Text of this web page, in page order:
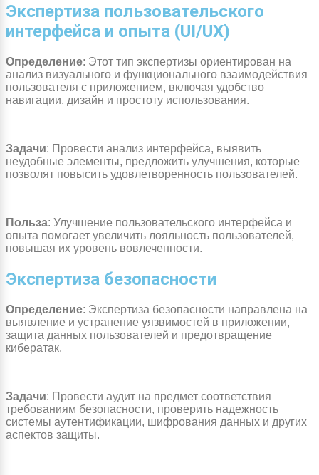
Экспертиза пользовательского
интерфейса и опыта (UI/UX)
Определение: Этот тип экспертизы ориентирован на
анализ визуального и функционального взаимодействия
пользователя с приложением, включая удобство
навигации, дизайн и простоту использования.
Задачи: Провести анализ интерфейса, выявить
неудобные элементы, предложить улучшения, которые
позволят повысить удовлетворенность пользователей.
Польза: Улучшение пользовательского интерфейса и
опыта помогает увеличить лояльность пользователей,
повышая их уровень вовлеченности.
Экспертиза безопасности
Определение: Экспертиза безопасности направлена на
выявление и устранение уязвимостей в приложении,
защита данных пользователей и предотвращение
кибератак.
Задачи: Провести аудит на предмет соответствия
требованиям безопасности, проверить надежность
системы аутентификации, шифрования данных и других
аспектов защиты.